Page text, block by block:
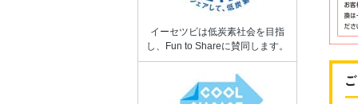
イーセツビは低炭素社会を目指
し、Fun to Shareに賛同します。